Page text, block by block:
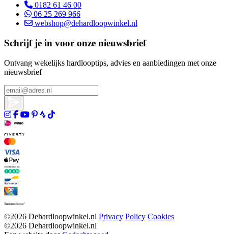
0182 61 46 00
06 25 269 966
webshop@dehardloopwinkel.nl
Schrijf je in voor onze nieuwsbrief
Ontvang wekelijks hardlooptips, advies en aanbiedingen met onze
nieuwsbrief
©2026 Dehardloopwinkel.nl Privacy Policy Cookies
©2026 Dehardloopwinkel.nl